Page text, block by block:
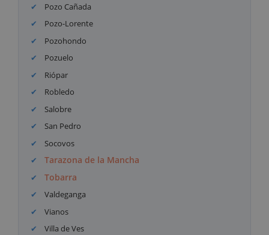
Pozo Cañada
Pozo-Lorente
Pozohondo
Pozuelo
Riópar
Robledo
Salobre
San Pedro
Socovos
Tarazona de la Mancha
Tobarra
Valdeganga
Vianos
Villa de Ves